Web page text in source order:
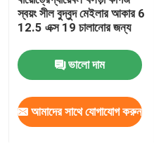
স্বয়ং সীল বুদ্বুদ মেইলার আকার 6
12.5 এক্স 19 চালানোর জন্য
ভালো দাম
আমাদের সাথে যোগাযোগ করুন